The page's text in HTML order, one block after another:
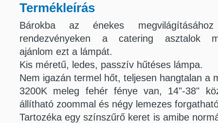
Termékleírás
Bárokba az énekes
rendezvényeken a catering asztalok
ajánlom ezt a lámpát.
Kis méretű, ledes, passzív hűtéses lámpa.
Nem igazán termel hőt, teljesen hangtalan a
3200K meleg fehér fénye van, 14"-38"
állítható zoommal és négy lemezes
Tartozéka egy színszűrő keret is amibe